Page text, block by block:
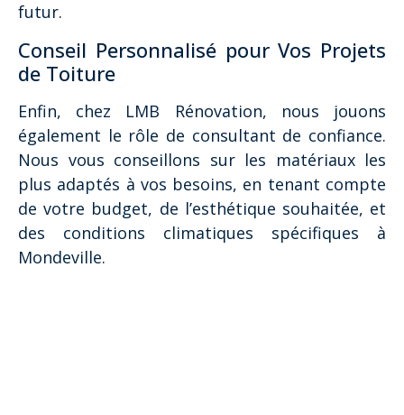
futur.
Conseil Personnalisé pour Vos Projets
de Toiture
Enfin, chez LMB Rénovation, nous jouons
également le rôle de consultant de confiance.
Nous vous conseillons sur les matériaux les
plus adaptés à vos besoins, en tenant compte
de votre budget, de l’esthétique souhaitée, et
des conditions climatiques spécifiques à
Mondeville.